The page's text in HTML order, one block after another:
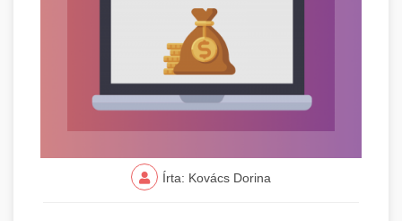
Írta: Kovács Dorina